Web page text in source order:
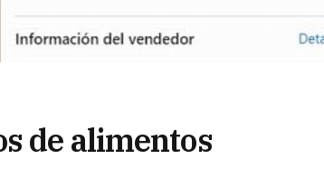
de alimentos